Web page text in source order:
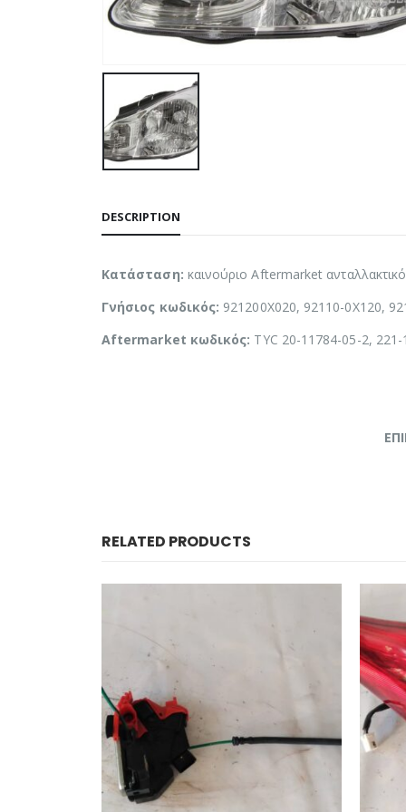
DESCRIPTION
Κατάσταση: καινούριο Aftermarket
Γνήσιος κωδικός: 921200X020, 92110-0X120,
Aftermarket κωδικός: TYC 20-11784-05-2,
RELATED PRODUCTS